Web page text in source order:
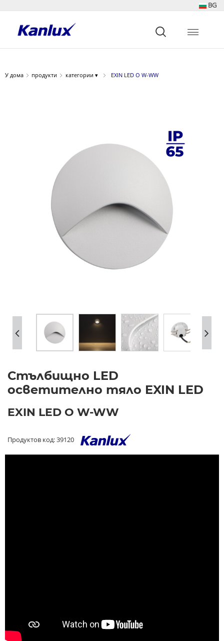
BG
główna
У дома продукти категории ▾ EXIN LED O W-WW
Стълбищно LED
осветително тяло EXIN LED
EXIN LED O W-WW
Продуктов код: 39120